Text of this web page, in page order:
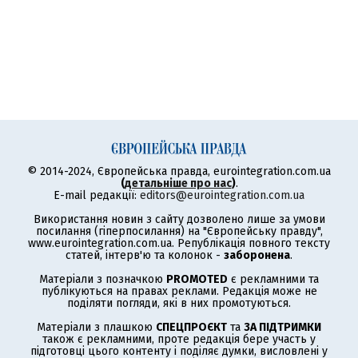
© 2014-2024, Європейська правда, eurointegration.com.ua
(детальніше про нас).
E-mail редакції: editors@eurointegration.com.ua
Використання новин з сайту дозволено лише за умови
посилання (гіперпосилання) на "Європейську правду",
www.eurointegration.com.ua. Републікація повного тексту
статей, інтерв'ю та колонок - заборонена.
Матеріали з позначкою PROMOTED є рекламними та
публікуються на правах реклами. Редакція може не
поділяти погляди, які в них промотуються.
Матеріали з плашкою СПЕЦПРОЄКТ та ЗА ПІДТРИМКИ
також є рекламними, проте редакція бере участь у
підготовці цього контенту і поділяє думки, висловлені у